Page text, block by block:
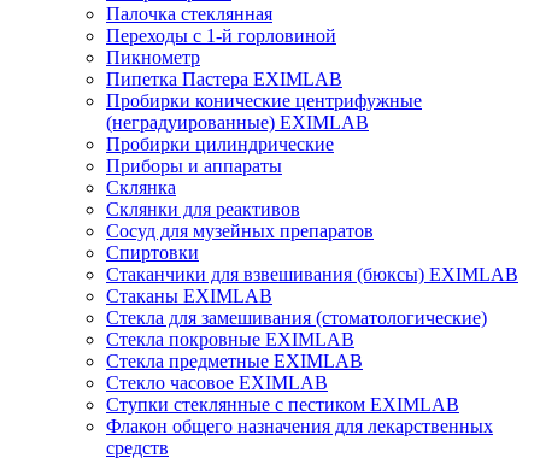
Палочка стеклянная
Переходы с 1-й горловиной
Пикнометр
Пипетка Пастера EXIMLAB
Пробирки конические центрифужные
(неградуированные) EXIMLAB
Пробирки цилиндрические
Приборы и аппараты
Склянка
Склянки для реактивов
Сосуд для музейных препаратов
Спиртовки
Стаканчики для взвешивания (бюксы) EXIMLAB
Стаканы EXIMLAB
Стекла для замешивания (стоматологические)
Стекла покровные EXIMLAB
Стекла предметные EXIMLAB
Стекло часовое EXIMLAB
Ступки стеклянные с пестиком EXIMLAB
Флакон общего назначения для лекарственных
средств